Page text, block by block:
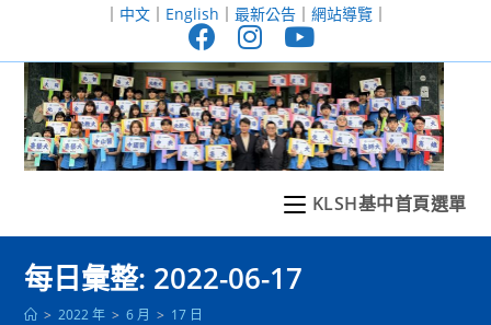
至
｜ 中文｜ English ｜ 最新公告｜ 網站導覽｜
KLSH基中首頁選單
每日彙整: 2022-06-17
> 2022 年 > 6 月 > 17 日